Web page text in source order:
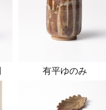
有平ゆのみ